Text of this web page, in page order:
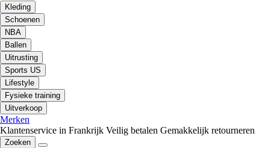
Kleding
Schoenen
NBA
Ballen
Uitrusting
Sports US
Lifestyle
Fysieke training
Uitverkoop
Merken
Klantenservice in Frankrijk Veilig betalen Gemakkelijk retourneren
Zoeken